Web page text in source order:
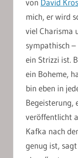
von David
mich, er wird
viel Charisma
sympathisch
ein Strizzi ist.
ein Boheme,
bin eben in
Begeisterung,
veröffentlicht
Kafka nach
genug ist,